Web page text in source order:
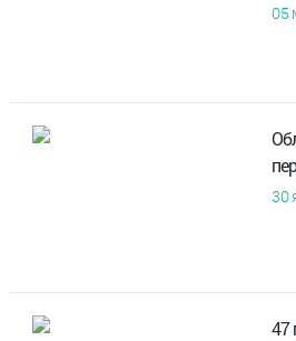
05
30
47